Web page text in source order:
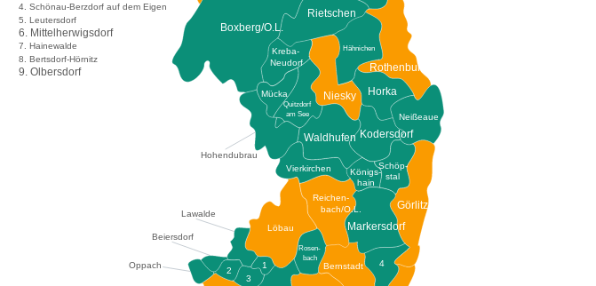
Bernstadt
Görlitz
Löbau
Niesky
Reichen-
bach/O.L.
Rothenburg/O.L.
Beiersdorf
Boxberg/O.L.
Hähnichen
Hohendubrau
Horka
Kodersdorf
Königs-
hain
Kreba-
Neudorf
Lawalde
Markersdorf
Mücka
Neißeaue
Oppach
Quitzdorf
am See
Rietschen
Rosen-
bach
Schöp-
stal
Vierkirchen
Waldhufen
1
2
3
4. Schönau-Berzdorf auf dem Eigen
4
5. Leutersdorf
6. Mittelherwigsdorf
7. Hainewalde
8. Bertsdorf-Hörnitz
9. Olbersdorf